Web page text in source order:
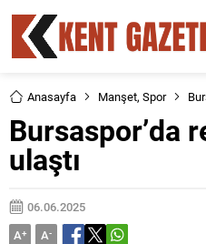
Anasayfa Manşet, Spor
Bursaspor’da
ulaştı
06.06.2025
A+ A-